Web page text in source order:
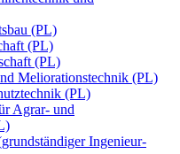
(PL)
(PL)
(PL)
Meliorationstechnik (PL)
(PL)
Agrar- und
Ingenieur-